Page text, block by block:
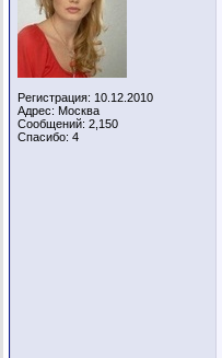
Регистрация: 10.12.2010
Адрес: Москва
Сообщений: 2,150
Спасибо: 4